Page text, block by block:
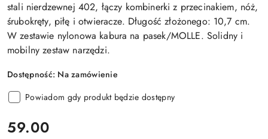
stali nierdzewnej 402, łączy kombinerki z przecinakiem, nóż,
śrubokręty, piłę i otwieracze. Długość złożonego: 10,7 cm.
W zestawie nylonowa kabura na pasek/MOLLE. Solidny i
mobilny zestaw narzędzi.
Dostępność: Na zamówienie
Powiadom gdy produkt będzie dostępny
cena:
59.00